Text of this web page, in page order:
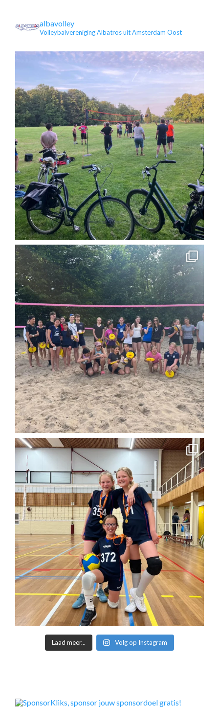
albavolley
Volleybalvereniging Albatros uit Amsterdam Oost
Laad meer... Volg op Instagram